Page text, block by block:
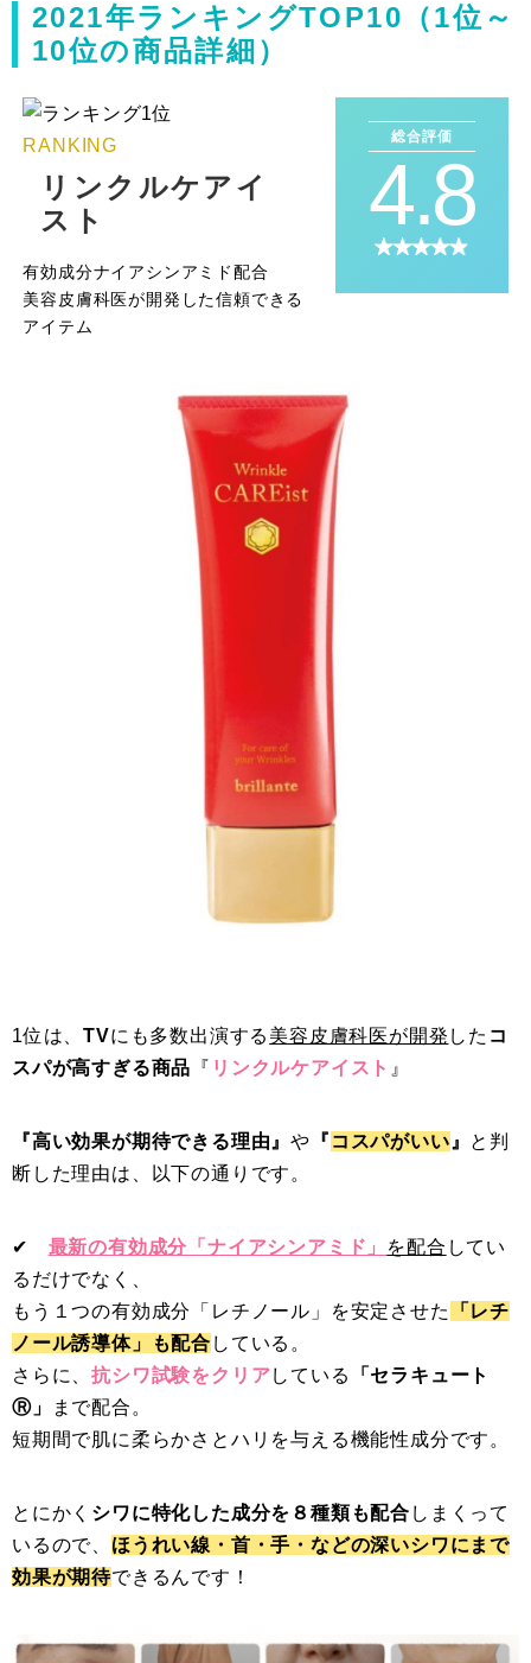
2021年ランキングTOP10（1位～
10位の商品詳細）
RANKING
リンクルケアイ
スト
有効成分ナイアシンアミド配合
美容皮膚科医が開発した信頼できる
アイテム
総合評価
4.8
1位は、TVにも多数出演する 美容皮膚科医が開発 した コ
スパが高すぎる商品 『 リンクルケアイスト 』
『高い効果が期待できる理由』や 『 コスパがいい 』 と判
断した理由は、以下の通りです。
✔︎ 最新の有効成分「ナイアシンアミド」 を配合 してい
るだけでなく、
もう１つの有効成分「レチノール」を安定させた
「レチ
ノール誘導体」も配合 している。
さらに、抗シワ試験をクリアしている
「セラキュート
Ⓡ」
まで配合。
短期間で肌に柔らかさとハリを与える機能性成分です。
とにかく シワに特化した成分を８種類も配合 しまくって
いるので、 ほうれい線・首・手・などの深いシワにまで
効果が期待できるんです！